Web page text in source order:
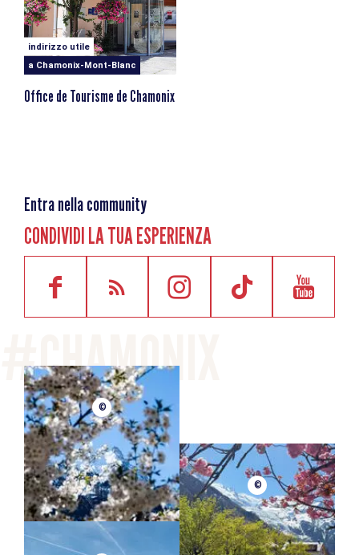
indirizzo utile
a Chamonix-Mont-Blanc
Office de Tourisme de Chamonix
Entra nella community
CONDIVIDI LA TUA ESPERIENZA
©
©